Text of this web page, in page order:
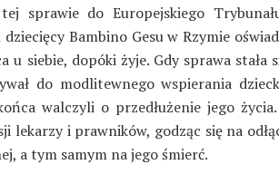
sprawie do Europejskiego
Bambino Gesu w Rzymie
u siebie, dopóki żyje. Gdy sprawa stała
do modlitewnego wspierania
walczyli o przedłużenie jego
lekarzy i prawników, godząc się na
a tym samym na jego śmierć.